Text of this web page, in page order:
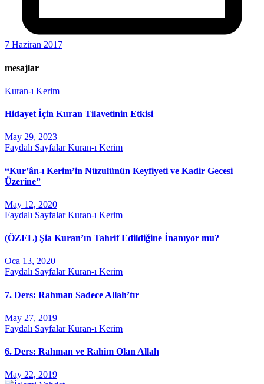
7 Haziran 2017
mesajlar
Kuran-ı Kerim
Hidayet İçin Kuran Tilavetinin Etkisi
May 29, 2023
Faydalı SayfalarKuran-ı Kerim
“Kur’ân-ı Kerim’in Nüzulünün Keyfiyeti ve Kadir Gecesi
Üzerine”
May 12, 2020
Faydalı SayfalarKuran-ı Kerim
(ÖZEL) Şia Kuran’ın Tahrif Edildiğine İnanıyor mu?
Oca 13, 2020
Faydalı SayfalarKuran-ı Kerim
7. Ders: Rahman Sadece Allah’tır
May 27, 2019
Faydalı SayfalarKuran-ı Kerim
6. Ders: Rahman ve Rahim Olan Allah
May 22, 2019